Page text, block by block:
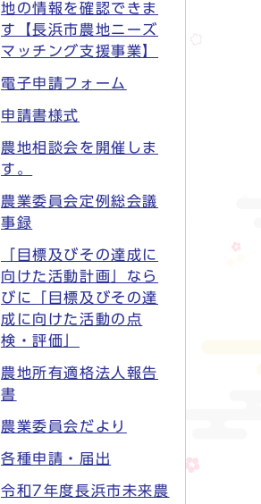
地の情報を確認できま
す【長浜市農地ニーズ
マッチング支援事業】
電子申請フォーム
申請書様式
農地相談会を開催しま
す。
農業委員会定例総会議
事録
「目標及びその達成に
向けた活動計画」なら
びに「目標及びその達
成に向けた活動の点
検・評価」
農地所有適格法人報告
書
農業委員会だより
各種申請・届出
令和7年度長浜市未来農